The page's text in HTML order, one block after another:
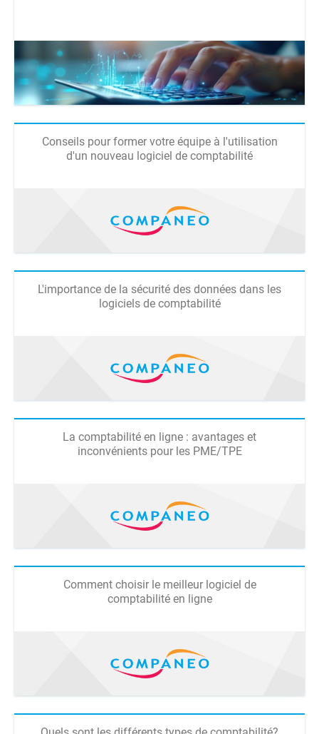
Conseils pour former votre équipe à l'utilisation
d'un nouveau logiciel de comptabilité
L'importance de la sécurité des données dans les
logiciels de comptabilité
La comptabilité en ligne : avantages et
inconvénients pour les PME/TPE
Comment choisir le meilleur logiciel de
comptabilité en ligne